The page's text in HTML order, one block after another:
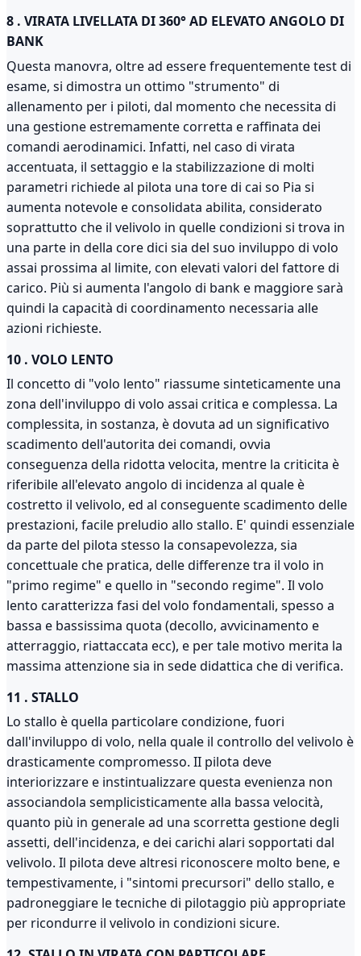
8 . VIRATA LIVELLATA DI 360° AD ELEVATO ANGOLO DI
BANK
Questa manovra, oltre ad essere frequentemente test di
esame, si dimostra un ottimo "strumento" di
allenamento per i piloti, dal momento che necessita di
una gestione estremamente corretta e raffinata dei
comandi aerodinamici. Infatti, nel caso di virata
accentuata, il settaggio e la stabilizzazione di molti
parametri richiede al pilota una tore di cai so Pia si
aumenta notevole e consolidata abilita, considerato
soprattutto che il velivolo in quelle condizioni si trova in
una parte in della core dici sia del suo inviluppo di volo
assai prossima al limite, con elevati valori del fattore di
carico. Più si aumenta l'angolo di bank e maggiore sarà
quindi la capacità di coordinamento necessaria alle
azioni richieste.
10 . VOLO LENTO
Il concetto di "volo lento" riassume sinteticamente una
zona dell'inviluppo di volo assai critica e complessa. La
complessita, in sostanza, è dovuta ad un significativo
scadimento dell'autorita dei comandi, ovvia
conseguenza della ridotta velocita, mentre la criticita è
riferibile all'elevato angolo di incidenza al quale è
costretto il velivolo, ed al conseguente scadimento delle
prestazioni, facile preludio allo stallo. E' quindi essenziale
da parte del pilota stesso la consapevolezza, sia
concettuale che pratica, delle differenze tra il volo in
"primo regime" e quello in "secondo regime". Il volo
lento caratterizza fasi del volo fondamentali, spesso a
bassa e bassissima quota (decollo, avvicinamento e
atterraggio, riattaccata ecc), e per tale motivo merita la
massima attenzione sia in sede didattica che di verifica.
11 . STALLO
Lo stallo è quella particolare condizione, fuori
dall'inviluppo di volo, nella quale il controllo del velivolo è
drasticamente compromesso. II pilota deve
interiorizzare e instintualizzare questa evenienza non
associandola semplicisticamente alla bassa velocità,
quanto più in generale ad una scorretta gestione degli
assetti, dell'incidenza, e dei carichi alari sopportati dal
velivolo. Il pilota deve altresi riconoscere molto bene, e
tempestivamente, i "sintomi precursori" dello stallo, e
padroneggiare le tecniche di pilotaggio più appropriate
per ricondurre il velivolo in condizioni sicure.